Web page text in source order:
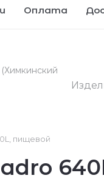
Оплата
пищевой